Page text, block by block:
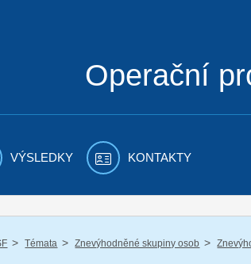
Operační
VÝSLEDKY KONTAKTY
/ Témata / Znevýhodněné skupiny osob /